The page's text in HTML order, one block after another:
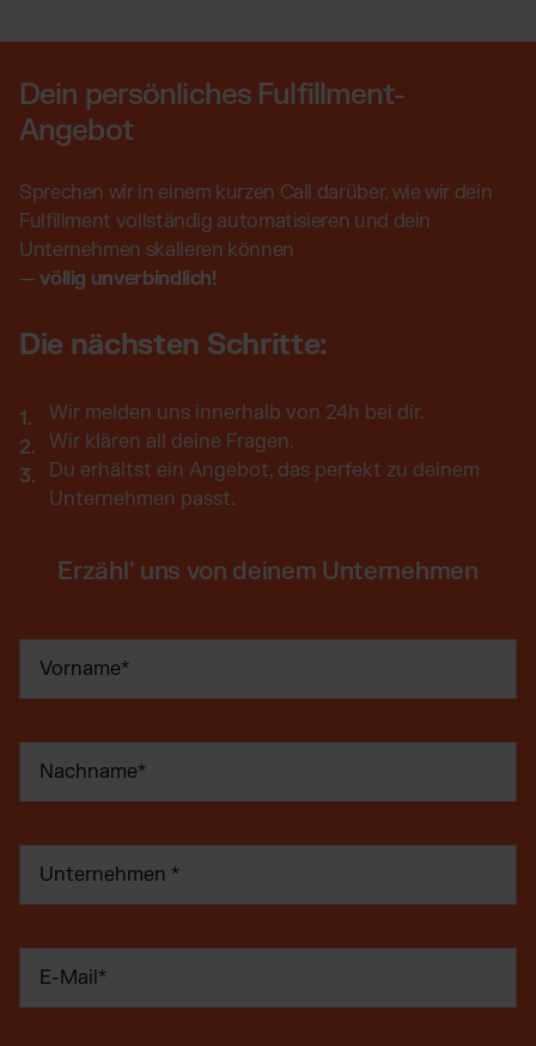
Dein persönliches Fulfillment-
Angebot
Sprechen wir in einem kurzen Call darüber, wie wir dein
Fulfillment vollständig automatisieren und dein
Unternehmen skalieren können
—völlig unverbindlich!
Die nächsten Schritte:
Wir melden uns innerhalb von 24h bei dir.
Wir klären all deine Fragen.
Du erhältst ein Angebot, das perfekt zu deinem
Unternehmen passt.
Erzähl' uns von deinem Unternehmen